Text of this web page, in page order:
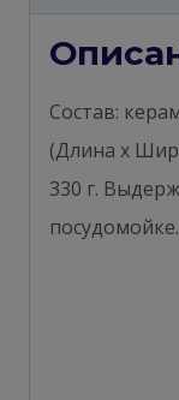
Состав:
(Длина х
330 г.
посудомойке.